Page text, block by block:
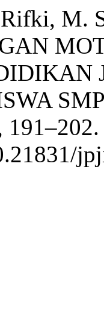
M.
191–202.